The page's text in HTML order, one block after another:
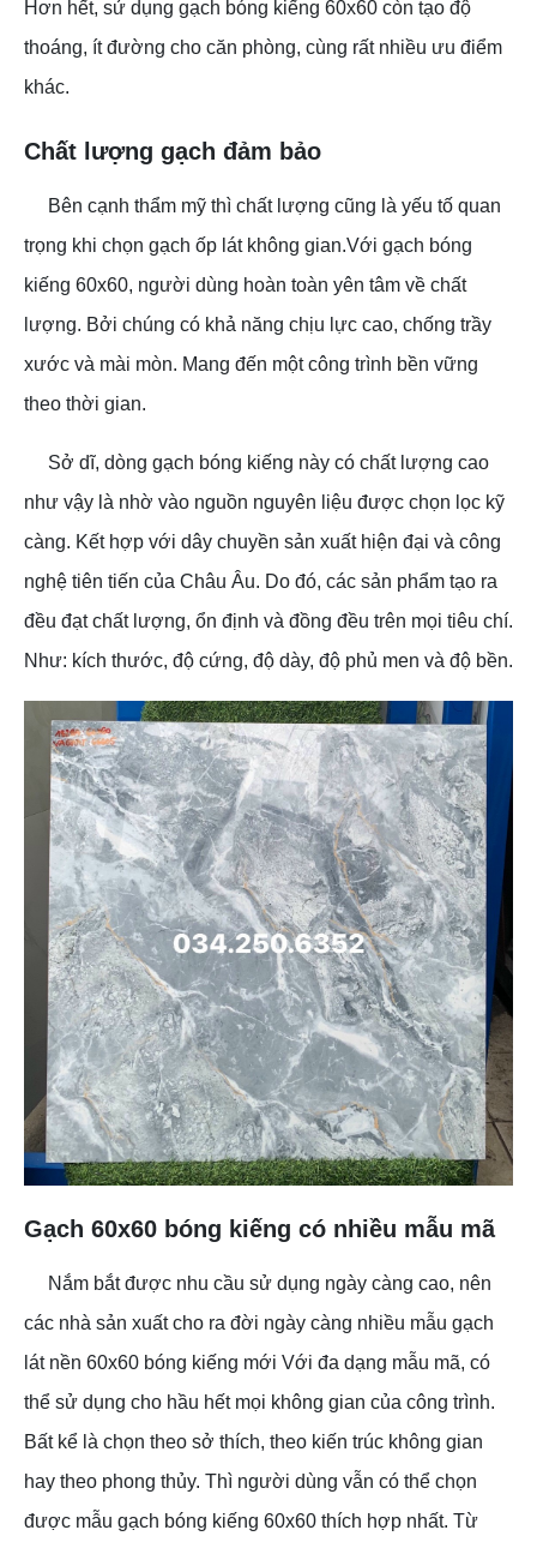
Hơn hết, sử dụng gạch bóng kiếng 60x60 còn tạo độ
thoáng, ít đường cho căn phòng, cùng rất nhiều ưu điểm
khác.
Chất lượng gạch đảm bảo
Bên cạnh thẩm mỹ thì chất lượng cũng là yếu tố quan
trọng khi chọn gạch ốp lát không gian.Với gạch bóng
kiếng 60x60, người dùng hoàn toàn yên tâm về chất
lượng. Bởi chúng có khả năng chịu lực cao, chống trầy
xước và mài mòn. Mang đến một công trình bền vững
theo thời gian.
Sở dĩ, dòng gạch bóng kiếng này có chất lượng cao
như vậy là nhờ vào nguồn nguyên liệu được chọn lọc kỹ
càng. Kết hợp với dây chuyền sản xuất hiện đại và công
nghệ tiên tiến của Châu Âu. Do đó, các sản phẩm tạo ra
đều đạt chất lượng, ổn định và đồng đều trên mọi tiêu chí.
Như: kích thước, độ cứng, độ dày, độ phủ men và độ bền.
Gạch 60x60 bóng kiếng có nhiều mẫu mã
Nắm bắt được nhu cầu sử dụng ngày càng cao, nên
các nhà sản xuất cho ra đời ngày càng nhiều mẫu gạch
lát nền 60x60 bóng kiếng mới Với đa dạng mẫu mã, có
thể sử dụng cho hầu hết mọi không gian của công trình.
Bất kể là chọn theo sở thích, theo kiến trúc không gian
hay theo phong thủy. Thì người dùng vẫn có thể chọn
được mẫu gạch bóng kiếng 60x60 thích hợp nhất. Từ